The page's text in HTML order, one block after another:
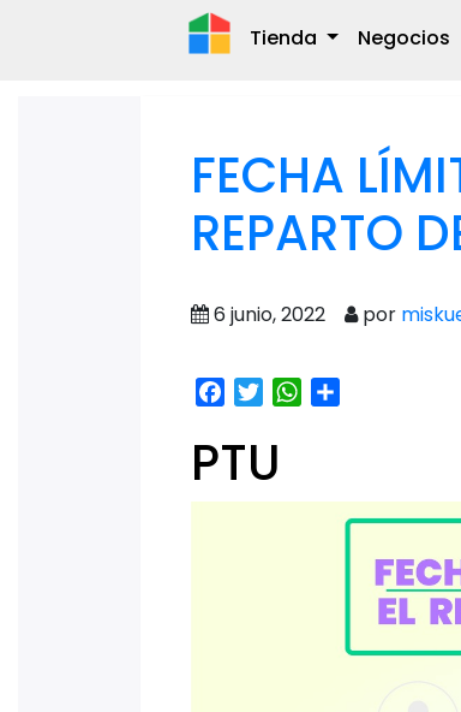
Tienda Negocios
FECHA
REPARTO
6 junio, 2022 por
Facebook
TwitterWhatsApp
PTU